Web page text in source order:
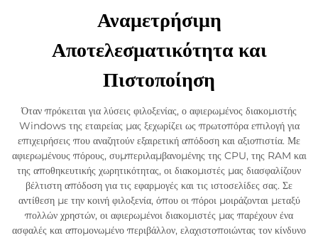
Αναμετρήσιμη
Αποτελεσματικότητα και
Πιστοποίηση
Όταν πρόκειται για λύσεις φιλοξενίας, ο αφιερωμένος διακομιστής
Windows της εταιρείας μας ξεχωρίζει ως πρωτοπόρα επιλογή για
επιχειρήσεις που αναζητούν εξαιρετική απόδοση και αξιοπιστία. Με
αφιερωμένους πόρους, συμπεριλαμβανομένης της CPU, της RAM και
της αποθηκευτικής χωρητικότητας, οι διακομιστές μας διασφαλίζουν
βέλτιστη απόδοση για τις εφαρμογές και τις ιστοσελίδες σας. Σε
αντίθεση με την κοινή φιλοξενία, όπου οι πόροι μοιράζονται μεταξύ
πολλών χρηστών, οι αφιερωμένοι διακομιστές μας παρέχουν ένα
ασφαλές και απομονωμένο περιβάλλον, ελαχιστοποιώντας τον κίνδυνο